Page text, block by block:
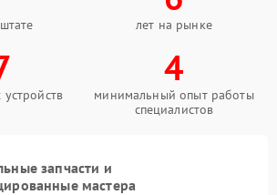
лет на рынке
4
минимальный опыт работы
специалистов
запчасти и
мастера